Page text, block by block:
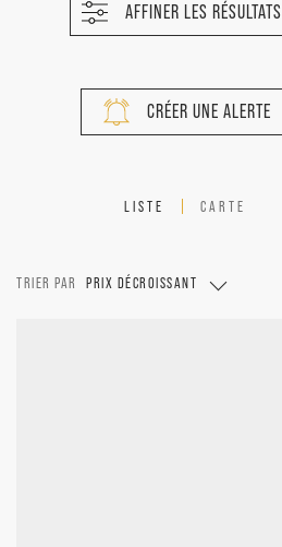
AFFINER LES RÉSULTATS
CRÉER UNE ALERTE
LISTE CARTE
TRIER PAR PRIX DÉCROISSANT